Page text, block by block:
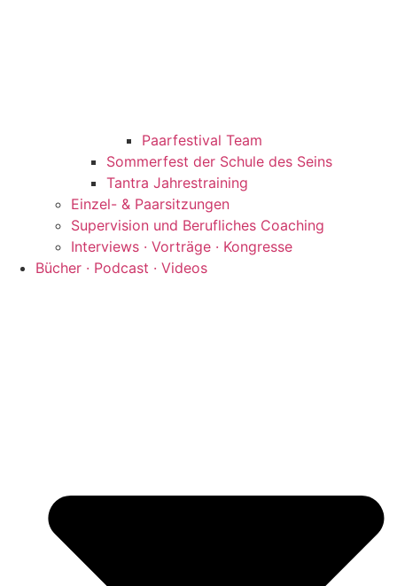
Paarfestival Team
Sommerfest der Schule des Seins
Tantra Jahrestraining
Einzel- & Paarsitzungen
Supervision und Berufliches Coaching
Interviews · Vorträge · Kongresse
Bücher · Podcast · Videos